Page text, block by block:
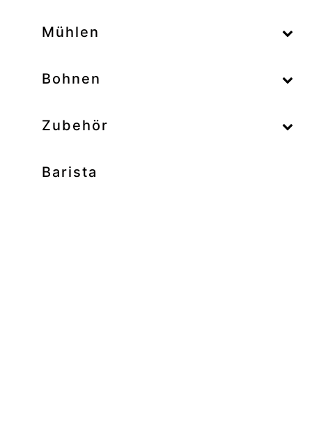
Mühlen
–
Bohnen
–
Zubehör
Barista